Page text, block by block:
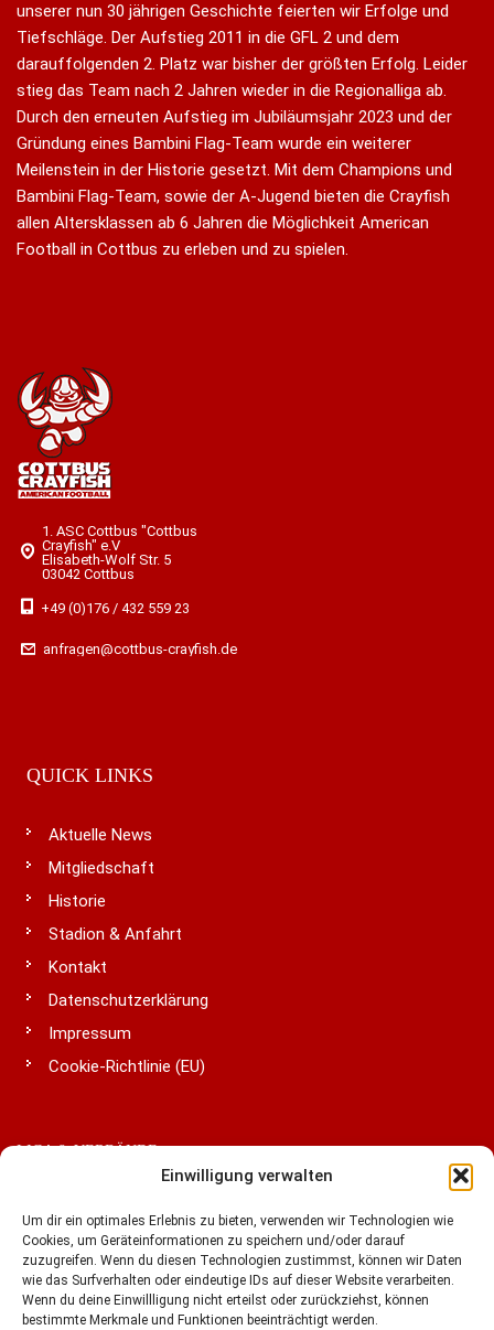
Einwilligung verwalten
Um dir ein optimales Erlebnis zu bieten, verwenden wir Technologien wie
Cookies, um Geräteinformationen zu speichern und/oder darauf
zuzugreifen. Wenn du diesen Technologien zustimmst, können wir Daten
wie das Surfverhalten oder eindeutige IDs auf dieser Website verarbeiten.
Wenn du deine Einwillligung nicht erteilst oder zurückziehst, können
bestimmte Merkmale und Funktionen beeinträchtigt werden.
unserer nun 30 jährigen Geschichte feierten wir Erfolge und
Tiefschläge. Der Aufstieg 2011 in die GFL 2 und dem
darauffolgenden 2. Platz war bisher der größten Erfolg. Leider
stieg das Team nach 2 Jahren wieder in die Regionalliga ab.
Durch den erneuten Aufstieg im Jubiläumsjahr 2023 und der
Gründung eines Bambini Flag-Team wurde ein weiterer
Meilenstein in der Historie gesetzt. Mit dem Champions und
Bambini Flag-Team, sowie der A-Jugend bieten die Crayfish
allen Altersklassen ab 6 Jahren die Möglichkeit American
Football in Cottbus zu erleben und zu spielen.
1. ASC Cottbus "Cottbus
Crayfish" e.V
Elisabeth-Wolf Str. 5
03042 Cottbus
+49 (0)176 / 432 559 23
anfragen@cottbus-crayfish.de
QUICK LINKS
Aktuelle News
Mitgliedschaft
Historie
Stadion & Anfahrt
Kontakt
Datenschutzerklärung
Impressum
Cookie-Richtlinie (EU)
LIGA & VERBÄNDE